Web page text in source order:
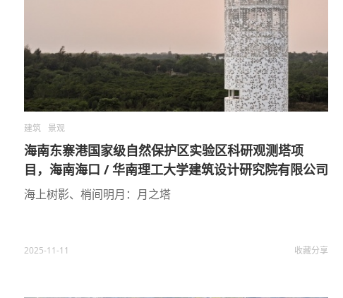
建筑 景观
海南东寨港国家级自然保护区实验区科研观测塔项
目，海南海口 / 华南理工大学建筑设计研究院有限公司
海上树影、梢间明月：月之塔
2025-11-11 收藏分享